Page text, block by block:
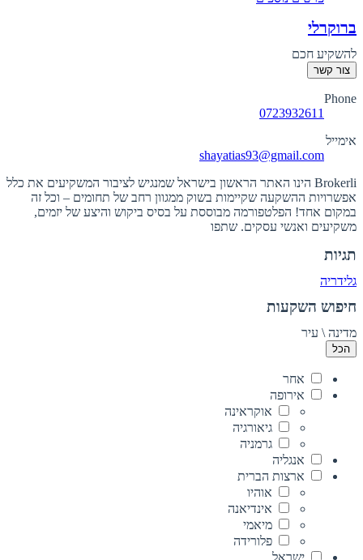
ברוקרלי
להשקיע חכם
צור קשר
Phone
0723932611
אימייל
shayatias93@gmail.com
Brokerli הינו האתר הראשון בישראל שמנגיש לציבור המשקיעים את כלל
אפשרויות ההשקעה שקיימות בשוק ממגוון רחב של תחומים – וכל זה
במקום אחד! הפלטפורמה מבוססת על בסיס ביקוש והיצע של יזמים,
משקיעים ואנשי עסקים. שתפו
תגיות
גלידריה
חיפוש השקעות
מדינה \ עיר
הכל
אחר
אירופה
אוקראינה
גיאורגיה
גרמניה
אנגליה
ארצות הברית
אוהיו
אינדיאנה
מיאמי
פלורידה
ישראל